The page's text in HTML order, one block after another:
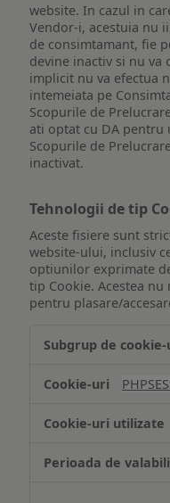
website. In cazul in
Vendor-i, acestuia nu
de consimtamant, fie
devine inactiv si nu va
implicit nu va efectua
intemeiata pe
Scopurile de
ati optat cu DA pentru
Scopurile de
inactivat.
Tehnologii de tip
Aceste fisiere sunt
website-ului, inclusiv
optiunilor exprimate
tip Cookie. Acestea
pentru plasare/
de
Cookie
necesare